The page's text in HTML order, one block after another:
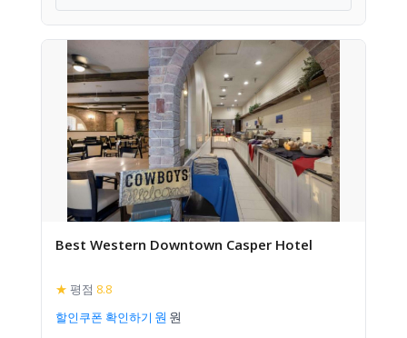
Best Western Downtown Casper Hotel
★ 평점 8.8
할인쿠폰 확인하기